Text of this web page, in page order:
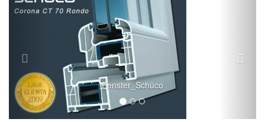
Fenster_Schüco